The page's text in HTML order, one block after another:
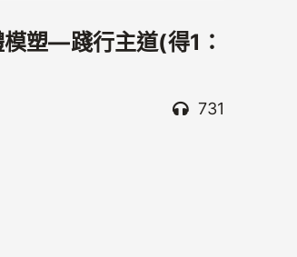
塑—踐行主道(得1：
731